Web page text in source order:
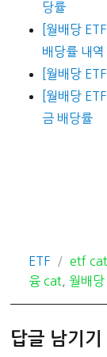
당률
[월배당
배당률 내역
[월배당
[월배당
금 배당률
카
테
ETF
태
그
etf cat
융 cat, 월배
답글 남기기